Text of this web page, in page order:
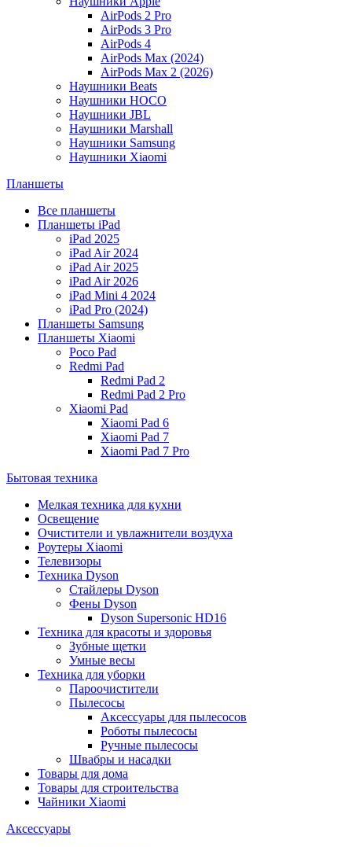
AirPods 2 Pro
AirPods 3 Pro
AirPods 4
AirPods Max (2024)
AirPods Max 2 (2026)
Наушники Beats
Наушники HOCO
Наушники JBL
Наушники Marshall
Наушники Samsung
Наушники Xiaomi
Планшеты
Все планшеты
Планшеты iPad
iPad 2025
iPad Air 2024
iPad Air 2025
iPad Air 2026
iPad Mini 4 2024
iPad Pro (2024)
Планшеты Samsung
Планшеты Xiaomi
Poco Pad
Redmi Pad
Redmi Pad 2
Redmi Pad 2 Pro
Xiaomi Pad
Xiaomi Pad 6
Xiaomi Pad 7
Xiaomi Pad 7 Pro
Бытовая техника
Мелкая техника для кухни
Освещение
Очистители и увлажнители воздуха
Роутеры Xiaomi
Телевизоры
Техника Dyson
Стайлеры Dyson
Фены Dyson
Dyson Supersonic HD16
Техника для красоты и здоровья
Зубные щетки
Умные весы
Техника для уборки
Пароочистители
Пылесосы
Аксессуары для пылесосов
Роботы пылесосы
Ручные пылесосы
Швабры и насадки
Товары для дома
Товары для строительства
Чайники Xiaomi
Аксессуары